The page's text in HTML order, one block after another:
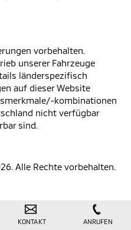
KONTAKT ANRUFEN
vorbehalten.
unserer Fahrzeuge
länderspezifisch
auf dieser Website
kombinationen
nicht verfügbar
sind.
Alle Rechte vorbehalten.